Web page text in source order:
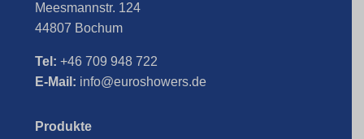
Meesmannstr. 124
44807 Bochum
Tel: +46 709 948 722
E-Mail: info@euroshowers.de
Produkte